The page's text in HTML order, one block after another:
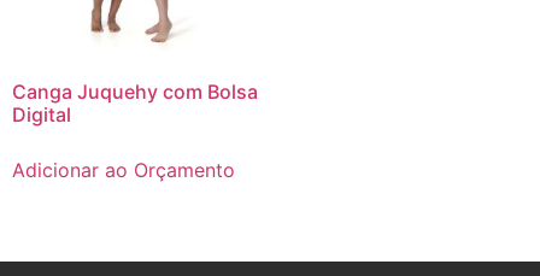
Canga Juquehy com Bolsa
Digital
Adicionar ao Orçamento